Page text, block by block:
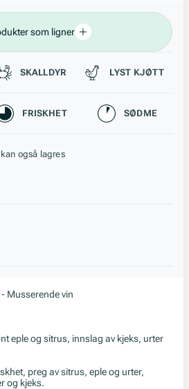
som ligner
SKALLDYR LYST KJØTT
FRISKHET SØDME
råstoff
også lagres
Musserende vin
eple og sitrus, innslag av kjeks, urter
preg av sitrus, eple og urter,
og kjeks.